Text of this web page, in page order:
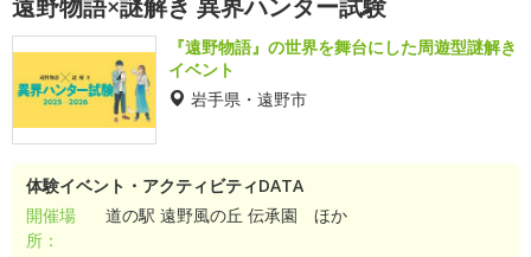
遠野物語×謎解き 異界ハンター試験
『遠野物語』の世界を舞台にした周遊型謎解き
イベント
岩手県・遠野市
体験イベント・アクティビティDATA
開催場
所：
道の駅 遠野風の丘 伝承園 ほか